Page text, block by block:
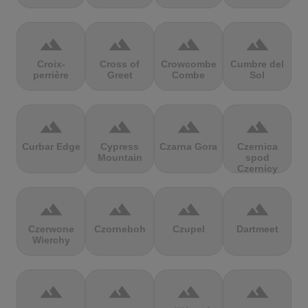
terrain
Croix-
perrière
terrain
Cross of
Greet
terrain
Crowcombe
Combe
terrain
Cumbre del
Sol
terrain
Curbar Edge
terrain
Cypress
Mountain
terrain
Czarna Gora
terrain
Czernica
spod
Czernicy
terrain
Czerwone
Wierchy
terrain
Czorneboh
terrain
Czupel
terrain
Dartmeet
terrain terrain terrain terrain